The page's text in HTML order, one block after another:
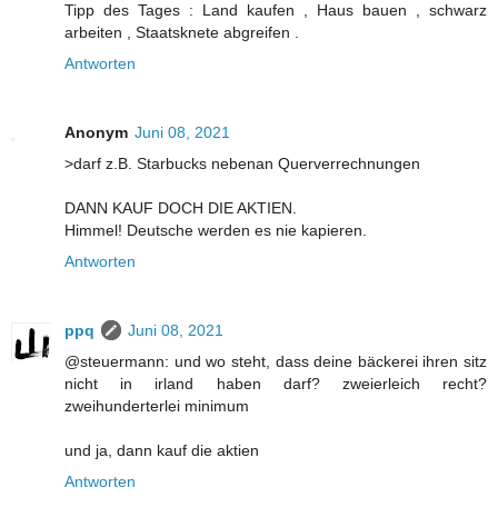
Tipp des Tages : Land kaufen , Haus bauen , schwarz
arbeiten , Staatsknete abgreifen .
Antworten
Anonym Juni 08, 2021
>darf z.B. Starbucks nebenan Querverrechnungen
DANN KAUF DOCH DIE AKTIEN.
Himmel! Deutsche werden es nie kapieren.
Antworten
ppq
Juni 08, 2021
@steuermann: und wo steht, dass deine bäckerei ihren sitz
nicht in irland haben darf? zweierleich recht?
zweihunderterlei minimum
und ja, dann kauf die aktien
Antworten